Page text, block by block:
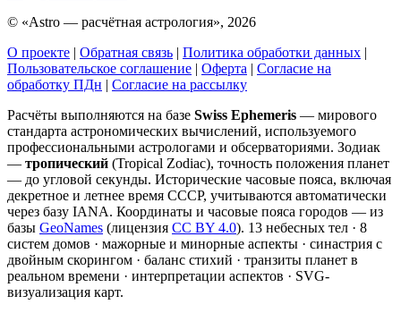
© «Astro — расчётная астрология», 2026
О проекте | Обратная связь | Политика обработки данных |
Пользовательское соглашение | Оферта | Согласие на
обработку ПДн | Согласие на рассылку
Расчёты выполняются на базе Swiss Ephemeris — мирового
стандарта астрономических вычислений, используемого
профессиональными астрологами и обсерваториями. Зодиак
— тропический (Tropical Zodiac), точность положения планет
— до угловой секунды. Исторические часовые пояса, включая
декретное и летнее время СССР, учитываются автоматически
через базу IANA. Координаты и часовые пояса городов — из
базы GeoNames (лицензия CC BY 4.0). 13 небесных тел · 8
систем домов · мажорные и минорные аспекты · синастрия с
двойным скорингом · баланс стихий · транзиты планет в
реальном времени · интерпретации аспектов · SVG-
визуализация карт.